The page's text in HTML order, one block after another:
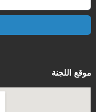
موقع اللجنة